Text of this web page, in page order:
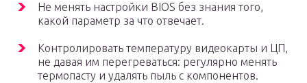
Не менять настройки BIOS без знания того,
какой параметр за что отвечает.
Контролировать температуру видеокарты и ЦП,
не давая им перегреваться: регулярно менять
термопасту и удалять пыль с компонентов.